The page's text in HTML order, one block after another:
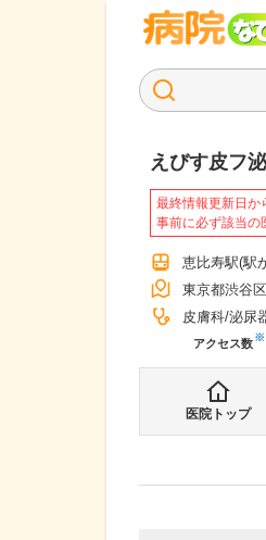
えびす皮フ
最終情報更新日か
事前に必ず該当の
恵比寿駅(駅
東京都渋谷
皮膚科 泌尿
アクセス数※
医院トップ